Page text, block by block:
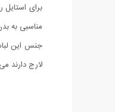
برای
مناسبی به
جنس این
لارج دارند